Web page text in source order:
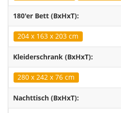
180'er Bett (BxHxT):
204 x 163 x 203 cm
Kleiderschrank (BxHxT):
280 x 242 x 76 cm
Nachttisch (BxHxT):